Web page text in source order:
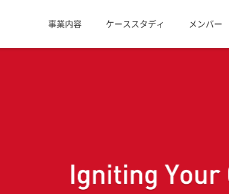
事業内容 ケーススタディ メンバー